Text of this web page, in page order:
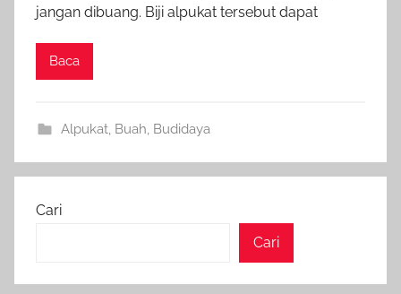
jangan dibuang. Biji alpukat tersebut dapat
Baca
Alpukat, Buah Budidaya
Cari
Cari